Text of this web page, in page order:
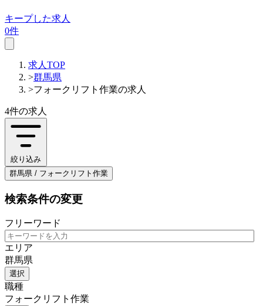
キープした求人
0件
求人TOP
>群馬県
>フォークリフト作業の求人
4件の求人
絞り込み
群馬県 / フォークリフト作業
検索条件の変更
フリーワード
エリア
群馬県
選択
職種
フォークリフト作業